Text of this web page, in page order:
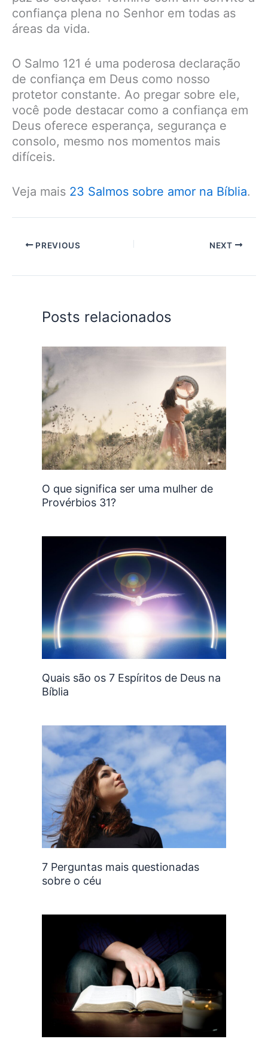
confiança plena no Senhor em todas as
áreas da vida.
O Salmo 121 é uma poderosa declaração
de confiança em Deus como nosso
protetor constante. Ao pregar sobre ele,
você pode destacar como a confiança em
Deus oferece esperança, segurança e
consolo, mesmo nos momentos mais
difíceis.
Veja mais 23 Salmos sobre amor na Bíblia.
PREVIOUS NEXT
Posts relacionados
O que significa ser uma mulher de
Provérbios 31?
Quais são os 7 Espíritos de Deus na
Bíblia
7 Perguntas mais questionadas
sobre o céu